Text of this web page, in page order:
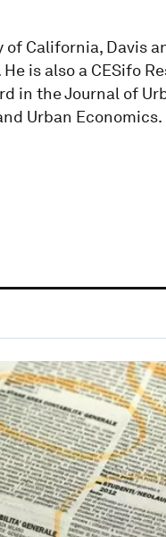
California, Davis
is also a CESifo
in the Journal of
Urban Economics.